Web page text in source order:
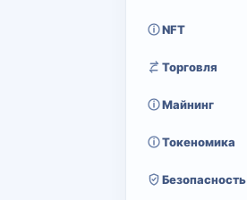
NFT
Торговля
Майнинг
Токеномика
Безопасность